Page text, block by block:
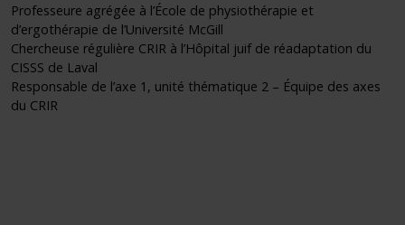
Professeure agrégée à l’École de physiothérapie et
d’ergothérapie de l’Université McGill
Chercheuse régulière CRIR à l’Hôpital juif de réadaptation du
CISSS de Laval
Responsable de l’axe 1, unité thématique 2 – Équipe des axes
du CRIR